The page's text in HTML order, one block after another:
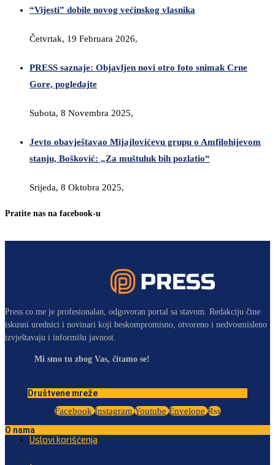
“Vijesti” dobile novog većinskog vlasnika
Četvrtak, 19 Februara 2026,
PRESS saznaje: Objavljen novi otro foto snimak Crne
Gore, pogledajte
Subota, 8 Novembra 2025,
Jevto obavještavao Mijajlovićevu grupu o Amfilohijevom
stanju, Bošković: „Za muštuluk bih pozlatio“
Srijeda, 8 Oktobra 2025,
Pratite nas na facebook-u
Press.co.me je profesionalan, odgovoran portal sa stavom. Redakciju čine
iskusni urednici i novinari koji beskompromisno, otvoreno i nedvosmisleno
izvještavaju i informišu javnost.
Mi smo tu zbog Vas, čitamo se!
Društvene mreže
Facebook Instagram Youtube Envelope Rss
O nama
Uslovi korišćenja